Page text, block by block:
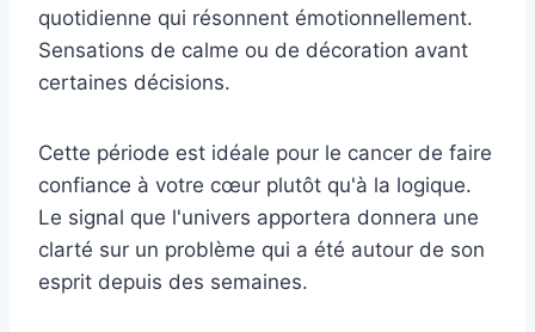
quotidienne qui résonnent émotionnellement.
Sensations de calme ou de décoration avant
certaines décisions.
Cette période est idéale pour le cancer de faire
confiance à votre cœur plutôt qu'à la logique.
Le signal que l'univers apportera donnera une
clarté sur un problème qui a été autour de son
esprit depuis des semaines.